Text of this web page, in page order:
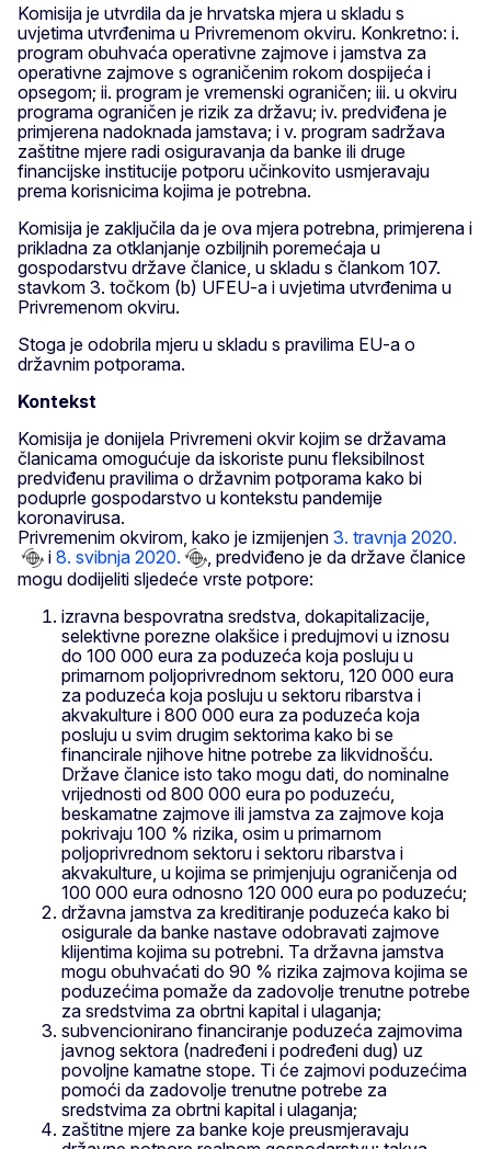
Komisija je utvrdila da je hrvatska mjera u skladu s
uvjetima utvrđenima u Privremenom okviru. Konkretno: i.
program obuhvaća operativne zajmove i jamstva za
operativne zajmove s ograničenim rokom dospijeća i
opsegom; ii. program je vremenski ograničen; iii. u okviru
programa ograničen je rizik za državu; iv. predviđena je
primjerena nadoknada jamstava; i v. program sadržava
zaštitne mjere radi osiguravanja da banke ili druge
financijske institucije potporu učinkovito usmjeravaju
prema korisnicima kojima je potrebna.
Komisija je zaključila da je ova mjera potrebna, primjerena i
prikladna za otklanjanje ozbiljnih poremećaja u
gospodarstvu države članice, u skladu s člankom 107.
stavkom 3. točkom (b) UFEU-a i uvjetima utvrđenima u
Privremenom okviru.
Stoga je odobrila mjeru u skladu s pravilima EU-a o
državnim potporama.
Kontekst
Komisija je donijela Privremeni okvir kojim se državama
članicama omogućuje da iskoriste punu fleksibilnost
predviđenu pravilima o državnim potporama kako bi
poduprle gospodarstvo u kontekstu pandemije
koronavirusa.
Privremenim okvirom, kako je izmijenjen 3. travnja 2020.
i 8. svibnja 2020.
, predviđeno je da države članice
mogu dodijeliti sljedeće vrste potpore:
izravna bespovratna sredstva, dokapitalizacije,
selektivne porezne olakšice i predujmovi u iznosu
do 100 000 eura za poduzeća koja posluju u
primarnom poljoprivrednom sektoru, 120 000 eura
za poduzeća koja posluju u sektoru ribarstva i
akvakulture i 800 000 eura za poduzeća koja
posluju u svim drugim sektorima kako bi se
financirale njihove hitne potrebe za likvidnošću.
Države članice isto tako mogu dati, do nominalne
vrijednosti od 800 000 eura po poduzeću,
beskamatne zajmove ili jamstva za zajmove koja
pokrivaju 100 % rizika, osim u primarnom
poljoprivrednom sektoru i sektoru ribarstva i
akvakulture, u kojima se primjenjuju ograničenja od
100 000 eura odnosno 120 000 eura po poduzeću;
državna jamstva za kreditiranje poduzeća kako bi
osigurale da banke nastave odobravati zajmove
klijentima kojima su potrebni. Ta državna jamstva
mogu obuhvaćati do 90 % rizika zajmova kojima se
poduzećima pomaže da zadovolje trenutne potrebe
za sredstvima za obrtni kapital i ulaganja;
subvencionirano financiranje poduzeća zajmovima
javnog sektora (nadređeni i podređeni dug) uz
povoljne kamatne stope. Ti će zajmovi poduzećima
pomoći da zadovolje trenutne potrebe za
sredstvima za obrtni kapital i ulaganja;
zaštitne mjere za banke koje preusmjeravaju